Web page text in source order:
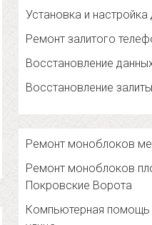
Установка и
Ремонт залитого
Восстановление
Восстановление
Ремонт моноблоков
Ремонт моноблоков
Покровские Ворота
Компьютерная помощь